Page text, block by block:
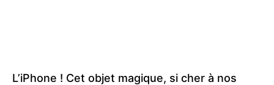
L’iPhone ! Cet objet magique, si cher à nos